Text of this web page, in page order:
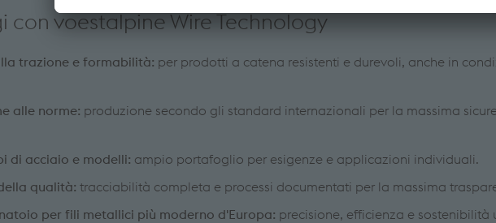
con voestalpine Wire Technology
trazione e formabilità: per prodotti a catena resistenti e durevoli, anche in
alle norme: produzione secondo gli standard internazionali per la massima
di acciaio e modelli: ampio portafoglio per esigenze e applicazioni individuali.
qualità: tracciabilità completa e processi documentati per la massima
per fili metallici più moderno d'Europa: precisione, efficienza e sostenibilità